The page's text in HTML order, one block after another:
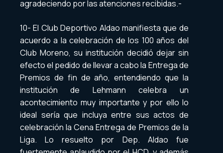
agradeciendo por las atenciones recibidas.-
10- El Club Deportivo Aldao manifiesta que de
acuerdo a la celebración de los 100 años del
Club Moreno, su institución decidió dejar sin
efecto el pedido de llevar a cabo la Entrega de
Premios de fin de año, entendiendo que la
institución de Lehmann celebra un
acontecimiento muy importante y por ello lo
ideal sería que incluya entre sus actos de
celebración la Cena Entrega de Premios de la
Liga. Lo resuelto por Dep. Aldao fue